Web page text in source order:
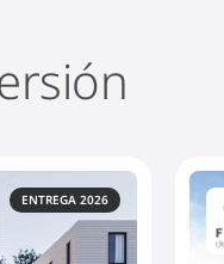
ENTREGA 2026